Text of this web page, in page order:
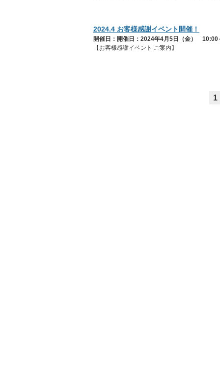
2024.4 お客様感謝イベント開催！
開催日：開催日：2024年4月5日（金） 10:00
【お客様感謝イベント ご案内】
1